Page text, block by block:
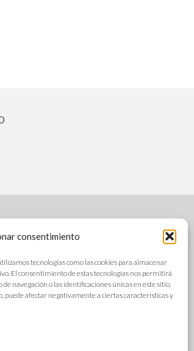
consentimiento
tecnologías como las cookies para almacenar
El consentimiento de estas tecnologías nos permitirá
navegación o las identificaciones únicas en este sitio.
afectar negativamente a ciertas características y